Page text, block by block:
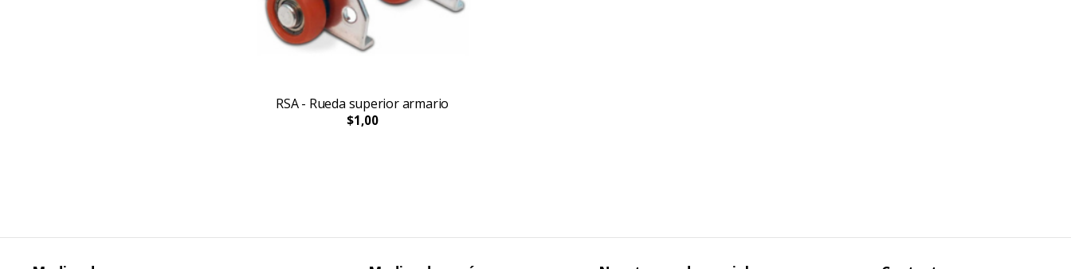
RSA - Rueda superior armario
$1,00